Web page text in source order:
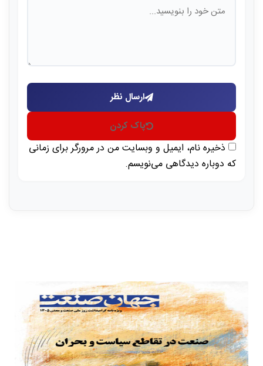
ارسال نظر
پاک کردن
ذخیره نام، ایمیل و وبسایت من در مرورگر برای زمانی
که دوباره دیدگاهی می‌نویسم.